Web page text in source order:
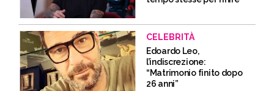
CELEBRITÀ
Edoardo Leo,
l’indiscrezione:
“Matrimonio finito dopo
26 anni”